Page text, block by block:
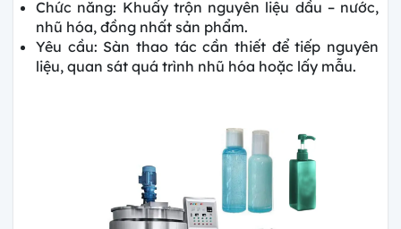
Chức năng: Khuấy trộn nguyên liệu dầu – nước,
nhũ hóa, đồng nhất sản phẩm.
Yêu cầu: Sàn thao tác cần thiết để tiếp nguyên
liệu, quan sát quá trình nhũ hóa hoặc lấy mẫu.